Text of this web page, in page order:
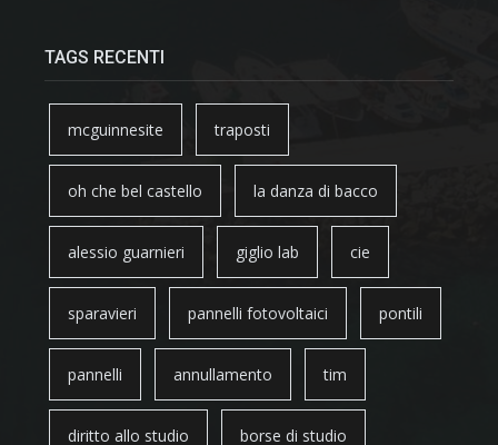
TAGS RECENTI
mcguinnesite traposti
oh che bel castello la danza di bacco
alessio guarnieri giglio lab cie
sparavieri pannelli fotovoltaici pontili
pannelli annullamento tim
diritto allo studio borse di studio